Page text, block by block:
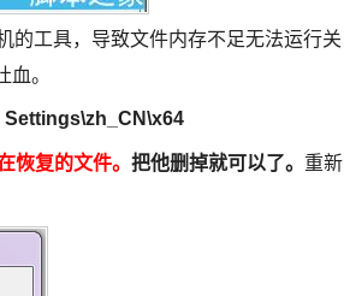
的工具，导致文件内存不足无法运行关
。
恢复的文件。 把他删掉就可以了。 重新